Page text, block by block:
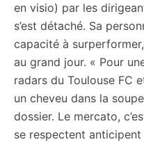
en visio) par les
s’est détaché. Sa
capacité à
au grand jour. « Pour
radars du Toulouse FC
un cheveu dans la
dossier. Le mercato,
se respectent